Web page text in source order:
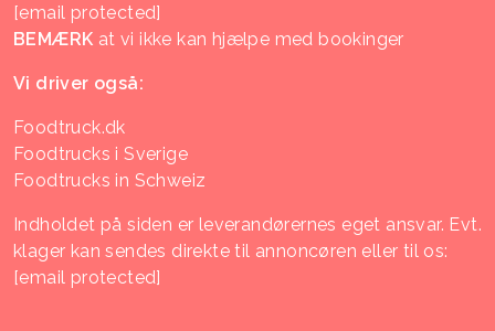
[email protected]
BEMÆRK at vi ikke kan hjælpe med bookinger
Vi driver også:
Foodtruck.dk
Foodtrucks i Sverige
Foodtrucks in Schweiz
Indholdet på siden er leverandørernes eget ansvar. Evt.
klager kan sendes direkte til annoncøren eller til os:
[email protected]